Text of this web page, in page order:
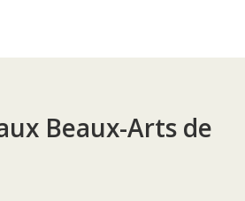
Beaux-Arts de